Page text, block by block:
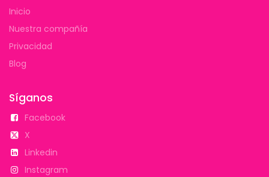
Inicio
Nuestra compañía
Privacidad
Blog
Síganos
Facebook
X
Linkedin
Instagram